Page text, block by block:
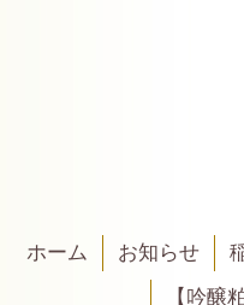
ホーム お知らせ
【吟醸